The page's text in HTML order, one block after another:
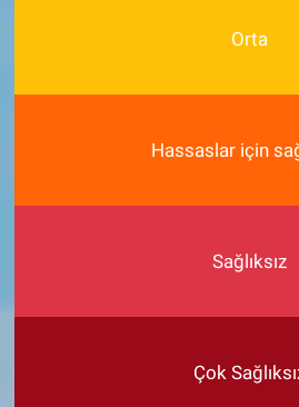
Orta
Hassaslar için
Sağlıksız
Çok